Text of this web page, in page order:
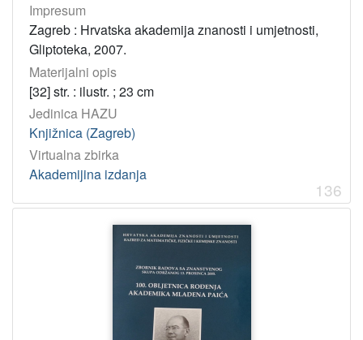
Impresum
Zagreb : Hrvatska akademija znanosti i umjetnosti,
Gliptoteka, 2007.
Materijalni opis
[32] str. : ilustr. ; 23 cm
Jedinica HAZU
Knjižnica (Zagreb)
Virtualna zbirka
Akademijina izdanja
136